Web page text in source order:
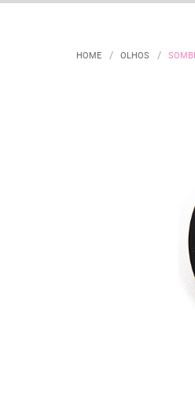
HOME OLHOS